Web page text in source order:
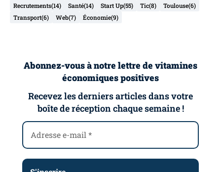
Recrutements(14) Santé(14) Start Up(55) Tic(8) Toulouse(6)
Transport(6) Web(7) Économie(9)
Abonnez-vous à notre lettre de vitamines
économiques positives
Recevez les derniers articles dans votre
boîte de réception chaque semaine !